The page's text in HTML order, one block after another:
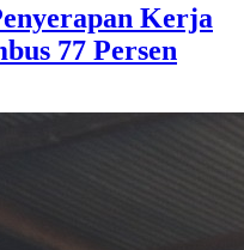
Kerja
77 Persen